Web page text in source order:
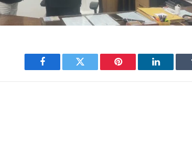
Facebook Twitter Pinterest LinkedIn